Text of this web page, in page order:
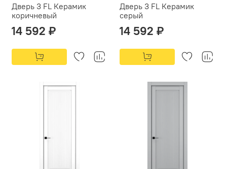
Дверь 3 FL Керамик
коричневый
14 592 ₽
Дверь 3 FL Керамик
серый
14 592 ₽